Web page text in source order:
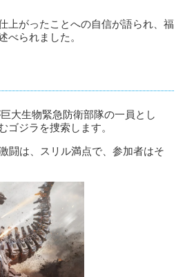
上がったことへの自信が語られ、福
べられました。
大生物緊急防衛部隊の一員とし
ジラを捜索します。
闘は、スリル満点で、参加者はそ